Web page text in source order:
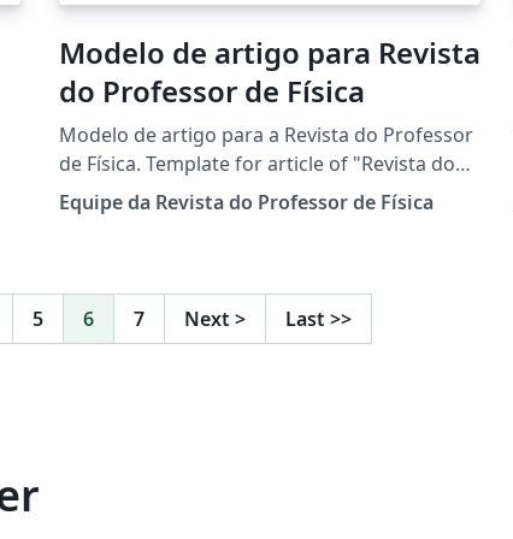
Modelo de artigo para Revista
do Professor de Física
Modelo de artigo para a Revista do Professor
de Física. Template for article of "Revista do
Professor de Física" (Physics Teacher Journal).
Equipe da Revista do Professor de Física
5 6 7 Next > Last >>